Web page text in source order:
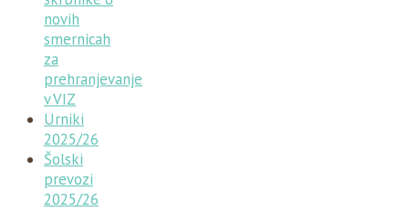
novih
smernicah
za
prehranjevanje
v VIZ
Urniki
2025/26
Šolski
prevozi
2025/26